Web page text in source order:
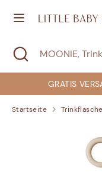
zum
SuchenMOONIE,
Sensorik...
Suchen
Trinkflasche,
Sensorik...
Suche
schließen
GRATIS
Startseite